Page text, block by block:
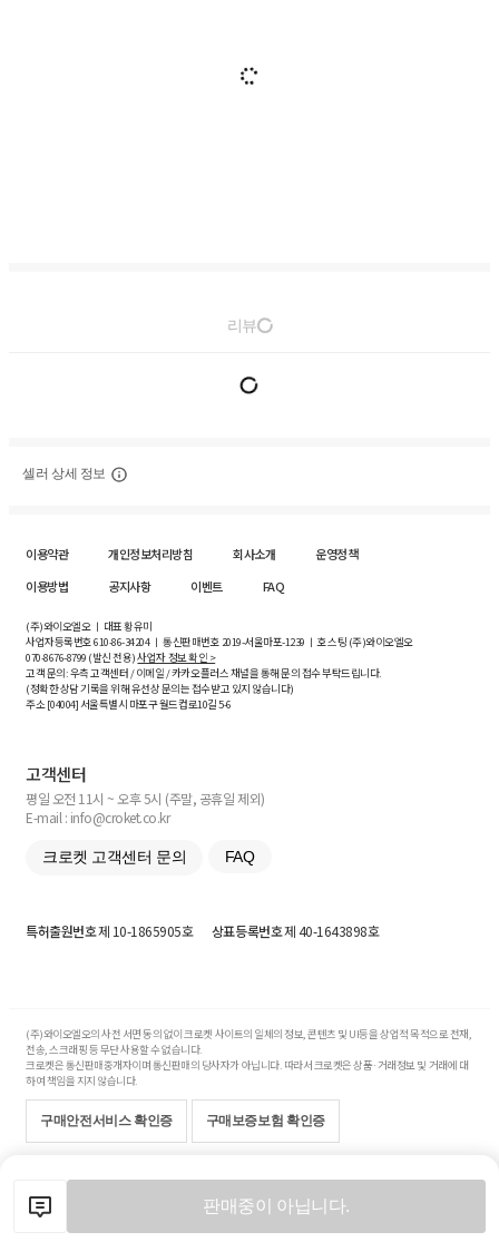
판매중이 아닙니다.
리뷰
셀러 상세 정보
이용약관 개인정보처리방침 회사소개
운영정책
이용방법
공지사항 이벤트 FAQ
(주)와이오엘오 ㅣ 대표 황유미
사업자등록번호610-86-34204ㅣ 통신판매번호 2019-서울마포-1239 ㅣ 호스팅 (주)와이오엘오
070-8676-8799 (발신 전용)사업자 정보 확인 >
고객 문의: 우측 고객센터 / 이메일 / 카카오플러스 채널을 통해 문의 접수 부탁드립니다.
(정확한 상담 기록을 위해 유선상 문의는 접수받고 있지 않습니다)
주소 [04004] 서울특별시 마포구 월드컵로10길5-6
고객센터
평일 오전 11시 ~ 오후 5시 (주말, 공휴일 제외)
E-mail : info@croket.co.kr
크로켓 고객센터 문의 FAQ
특허출원번호제 10-1865905호 상표등록번호제 40-1643898호
(주)와이오엘오의 사전 서면 동의 없이 크로켓 사이트의 일체의 정보, 콘텐츠 및 UI등을 상업적 목적으로 전재,
전송, 스크래핑 등 무단 사용할 수 없습니다.
크로켓은 통신판매중개자이며 통신판매의 당사자가 아닙니다. 따라서 크로켓은 상품·거래정보 및 거래에 대
하여 책임을 지지 않습니다.
구매안전서비스 확인증 구매보증보험 확인증